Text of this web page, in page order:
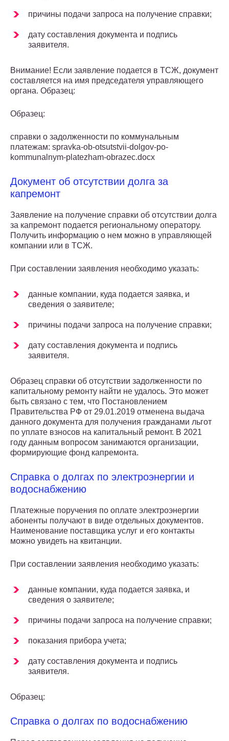
причины подачи запроса на получение справки;
дату составления документа и подпись
заявителя.
Внимание! Если заявление подается в ТСЖ, документ
составляется на имя председателя управляющего
органа. Образец:
Образец:
справки о задолженности по коммунальным
платежам: spravka-ob-otsutstvii-dolgov-po-
kommunalnym-platezham-obrazec.docx
Документ об отсутствии долга за
капремонт
Заявление на получение справки об отсутствии долга
за капремонт подается региональному оператору.
Получить информацию о нем можно в управляющей
компании или в ТСЖ.
При составлении заявления необходимо указать:
данные компании, куда подается заявка, и
сведения о заявителе;
причины подачи запроса на получение справки;
дату составления документа и подпись
заявителя.
Образец справки об отсутствии задолженности по
капитальному ремонту найти не удалось. Это может
быть связано с тем, что Постановлением
Правительства РФ от 29.01.2019 отменена выдача
данного документа для получения гражданами льгот
по уплате взносов на капитальный ремонт. В 2021
году данным вопросом занимаются организации,
формирующие фонд капремонта.
Справка о долгах по электроэнергии и
водоснабжению
Платежные поручения по оплате электроэнергии
абоненты получают в виде отдельных документов.
Наименование поставщика услуг и его контакты
можно увидеть на квитанции.
При составлении заявления необходимо указать:
данные компании, куда подается заявка, и
сведения о заявителе;
причины подачи запроса на получение справки;
показания прибора учета;
дату составления документа и подпись
заявителя.
Образец:
Справка о долгах по водоснабжению